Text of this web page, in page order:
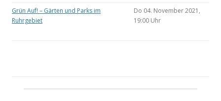
Grün Auf! – Gärten und Parks im
Ruhrgebiet
Do 04. November 2021,
19:00 Uhr